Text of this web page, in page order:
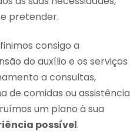
pretender.
consigo a
do auxílio e os serviços
a consultas,
de comidas ou assistência
um plano à sua
possível.